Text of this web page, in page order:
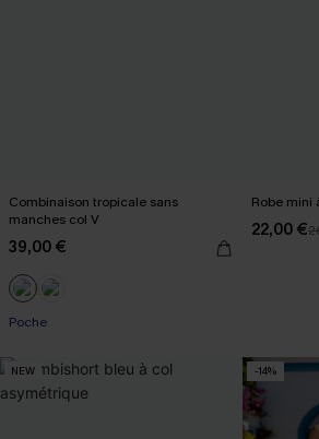
Combinaison tropicale sans
manches col V
39,00 €
Poche
Robe mini
22,00 €
NEW -14%